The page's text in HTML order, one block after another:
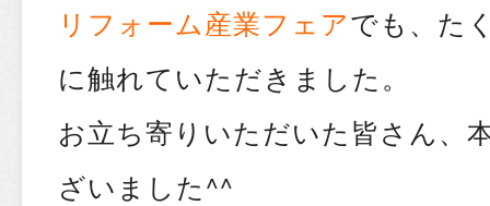
リフォーム産業フェアでも、た
に触れていただきました。
お立ち寄りいただいた皆さん、
ざいました^^